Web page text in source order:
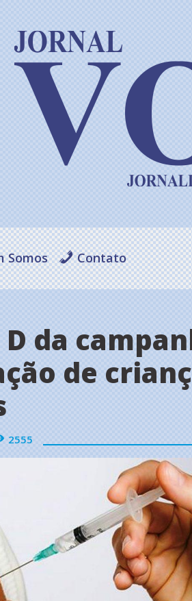
Somos Contato
da
de
2555